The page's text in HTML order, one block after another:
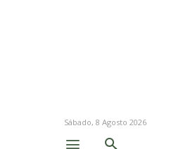
Sábado, 8 Agosto 2026